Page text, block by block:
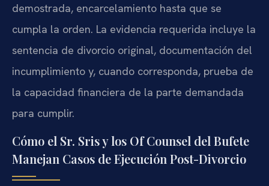
demostrada, encarcelamiento hasta que se
cumpla la orden. La evidencia requerida incluye la
sentencia de divorcio original, documentación del
incumplimiento y, cuando corresponda, prueba de
la capacidad financiera de la parte demandada
para cumplir.
Cómo el Sr. Sris y los Of Counsel del Bufete
Manejan Casos de Ejecución Post-Divorcio